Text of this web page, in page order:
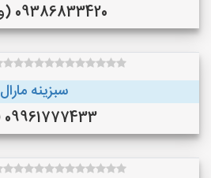
09386833420 (ورامین)
سبزینه مارال
09961777433 (یزد)